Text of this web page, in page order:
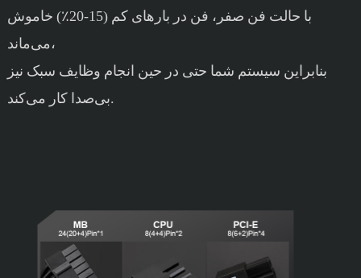
با حالت فن صفر، فن در بارهای کم (15-20٪) خاموش
می‌ماند،
بنابراین سیستم شما حتی در حین انجام وظایف سبک نیز
بی‌صدا کار می‌کند.